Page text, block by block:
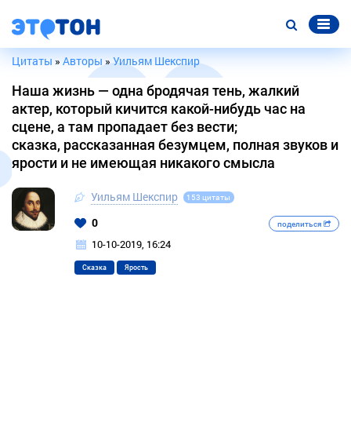
Цитаты » Авторы »Уильям Шекспир
Наша жизнь — одна бродячая тень, жалкий
актер, который кичится какой-нибудь час на
сцене, а там пропадает без вести;
сказка, рассказанная безумцем, полная звуков и
ярости и не имеющая никакого смысла
Уильям Шекспир 153 цитаты
0 поделиться
10-10-2019, 16:24
Сказка Ярость